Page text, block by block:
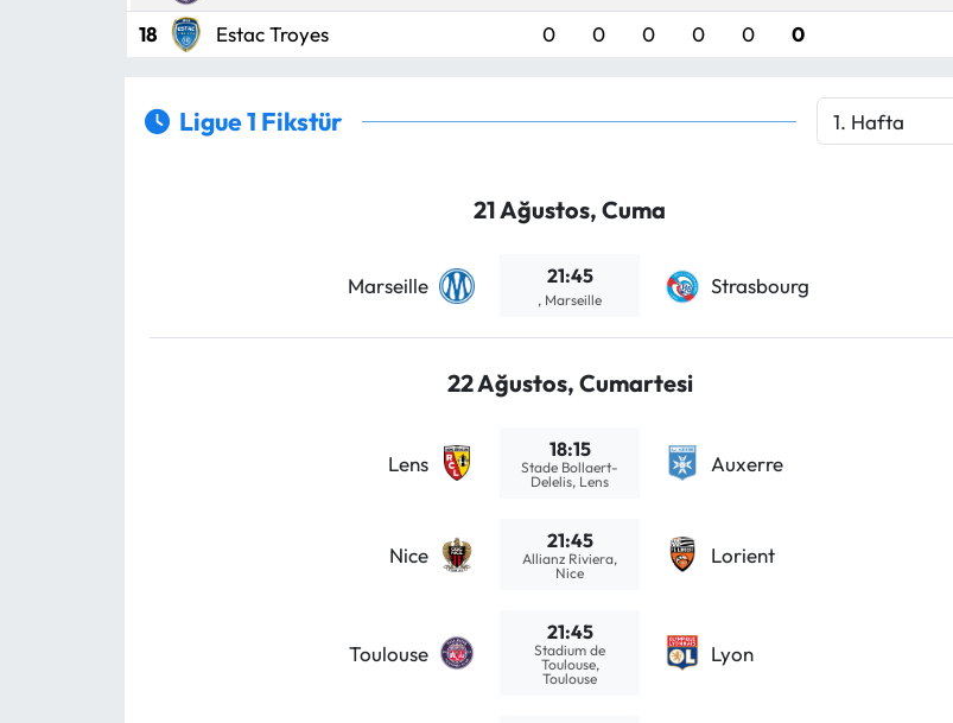
18
Estac Troyes 0 0 0 0 0 0
Ligue 1 Fikstür
21 Ağustos, Cuma
Marseille 21:45
, Marseille
Strasbourg
22 Ağustos, Cumartesi
Lens
18:15
Stade Bollaert-
Delelis, Lens
Auxerre
Nice
21:45
Allianz Riviera,
Nice
Lorient
Toulouse
21:45
Stadium de
Toulouse,
Toulouse
Lyon